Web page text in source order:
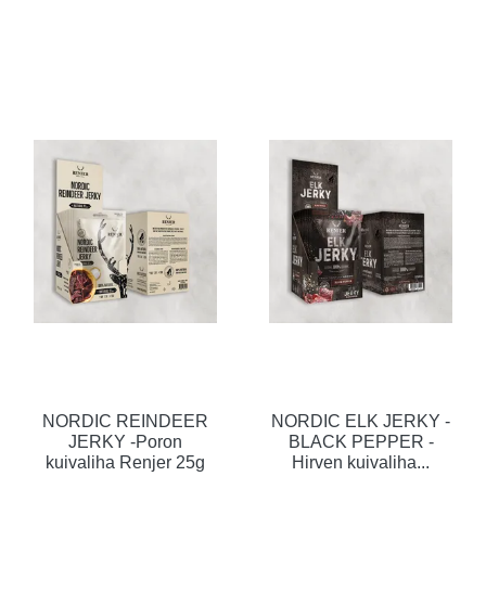
NORDIC REINDEER
JERKY -Poron
kuivaliha Renjer 25g
NORDIC ELK JERKY -
BLACK PEPPER -
Hirven kuivaliha...